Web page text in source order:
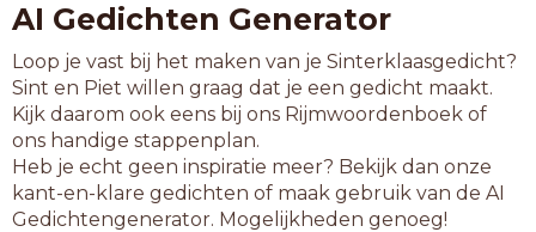
AI Gedichten Generator
Loop je vast bij het maken van je Sinterklaasgedicht?
Sint en Piet willen graag dat je een gedicht maakt.
Kijk daarom ook eens bij ons Rijmwoordenboek of
ons handige stappenplan.
Heb je echt geen inspiratie meer? Bekijk dan onze
kant-en-klare gedichten of maak gebruik van de AI
Gedichtengenerator. Mogelijkheden genoeg!